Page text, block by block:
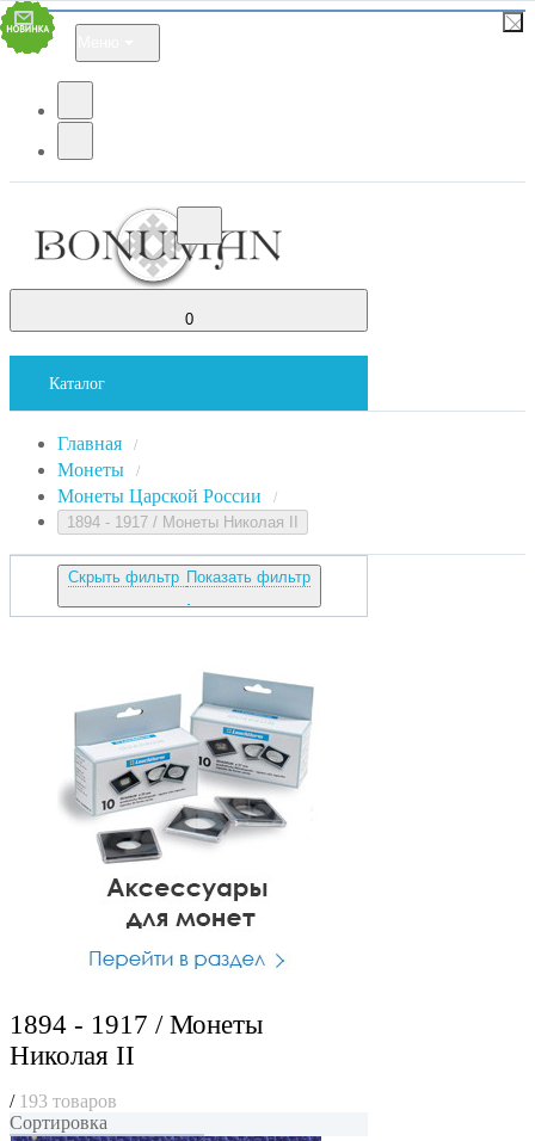
0
Каталог
Главная /
Монеты /
Монеты Царской России /
1894 - 1917 / Монеты Николая II
Скрыть фильтр Показать фильтр
1894 - 1917 / Монеты
Николая II
/ 193 товаров
Сортировка